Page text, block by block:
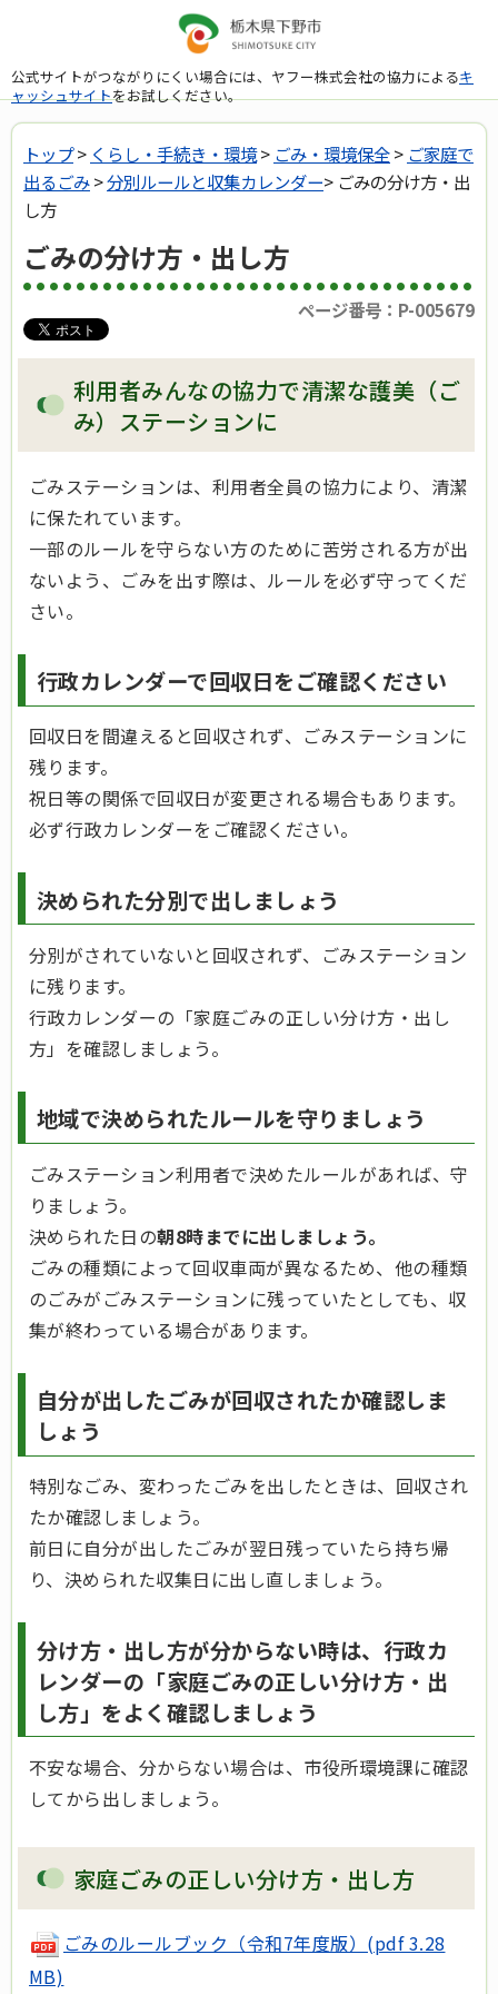
公式サイトがつながりにくい場合には、ヤフー株式会社の協力によるキ
ャッシュサイトをお試しください。
トップ> くらし・手続き・環境> ごみ・環境保全> ご家庭で
出るごみ>分別ルールと収集カレンダー> ごみの分け方・出
し方
ごみの分け方・出し方
ページ番号：P-005679
利用者みんなの協力で清潔な護美（ご
み）ステーションに
ごみステーションは、利用者全員の協力により、清潔
に保たれています。
一部のルールを守らない方のために苦労される方が出
ないよう、ごみを出す際は、ルールを必ず守ってくだ
さい。
行政カレンダーで回収日をご確認ください
回収日を間違えると回収されず、ごみステーションに
残ります。
祝日等の関係で回収日が変更される場合もあります。
必ず行政カレンダーをご確認ください。
決められた分別で出しましょう
分別がされていないと回収されず、ごみステーション
に残ります。
行政カレンダーの「家庭ごみの正しい分け方・出し
方」を確認しましょう。
地域で決められたルールを守りましょう
ごみステーション利用者で決めたルールがあれば、守
りましょう。
決められた日の朝8時までに出しましょう。
ごみの種類によって回収車両が異なるため、他の種類
のごみがごみステーションに残っていたとしても、収
集が終わっている場合があります。
自分が出したごみが回収されたか確認しま
しょう
特別なごみ、変わったごみを出したときは、回収され
たか確認しましょう。
前日に自分が出したごみが翌日残っていたら持ち帰
り、決められた収集日に出し直しましょう。
分け方・出し方が分からない時は、行政カ
レンダーの「家庭ごみの正しい分け方・出
し方」をよく確認しましょう
不安な場合、分からない場合は、市役所環境課に確認
してから出しましょう。
家庭ごみの正しい分け方・出し方
ごみのルールブック（令和7年度版）(pdf 3.28
MB)